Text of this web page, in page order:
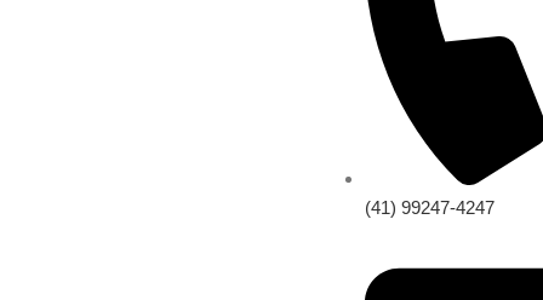
(41) 99247-4247